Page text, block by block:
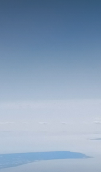
Troverete articoli
Harry Potter,
Troverete inoltre due